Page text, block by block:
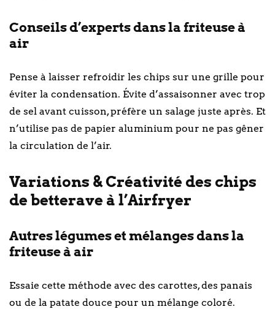
Conseils d’experts dans la friteuse à
air
Pense à laisser refroidir les chips sur une grille pour
éviter la condensation. Évite d’assaisonner avec trop
de sel avant cuisson, préfère un salage juste après. Et
n’utilise pas de papier aluminium pour ne pas gêner
la circulation de l’air.
Variations & Créativité des chips
de betterave à l’Airfryer
Autres légumes et mélanges dans la
friteuse à air
Essaie cette méthode avec des carottes, des panais
ou de la patate douce pour un mélange coloré.